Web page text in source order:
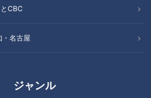
CBC
・名古屋
ジャンル
も疲れているのか寝てばかりです」